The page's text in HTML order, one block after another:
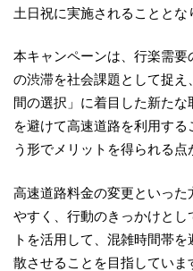
土日祝に実施されることとな
本キャンペーンは、行楽需
の渋滞を社会課題として捉
間の選択」に着目した新た
を避けて高速道路を利用す
う形でメリットを得られる点
高速道路料金の変更といっ
やすく、行動のきっかけと
トを活用して、混雑時間帯
散させることを目指していま